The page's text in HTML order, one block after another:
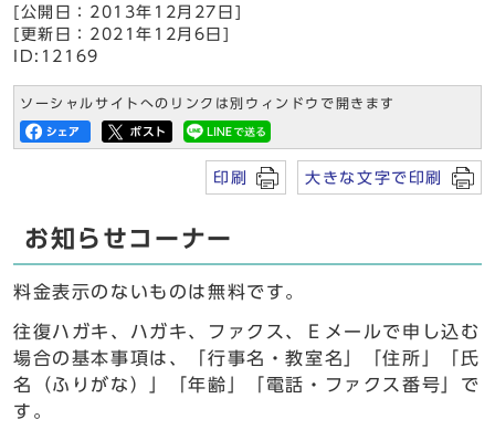
[公開日：2013年12月27日]
[更新日：2021年12月6日]
ID:12169
ソーシャルサイトへのリンクは別ウィンドウで開きます
印刷 大きな文字で印刷
お知らせコーナー
料金表示のないものは無料です。
往復ハガキ、ハガキ、ファクス、Ｅメールで申し込む
場合の基本事項は、「行事名・教室名」「住所」「氏
名（ふりがな）」「年齢」「電話・ファクス番号」で
す。